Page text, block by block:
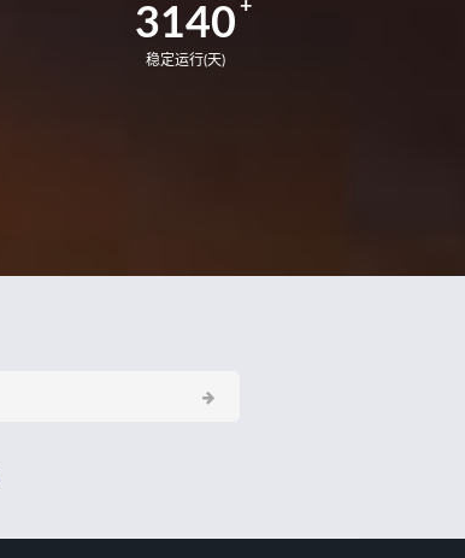
3140
稳定运行(天)